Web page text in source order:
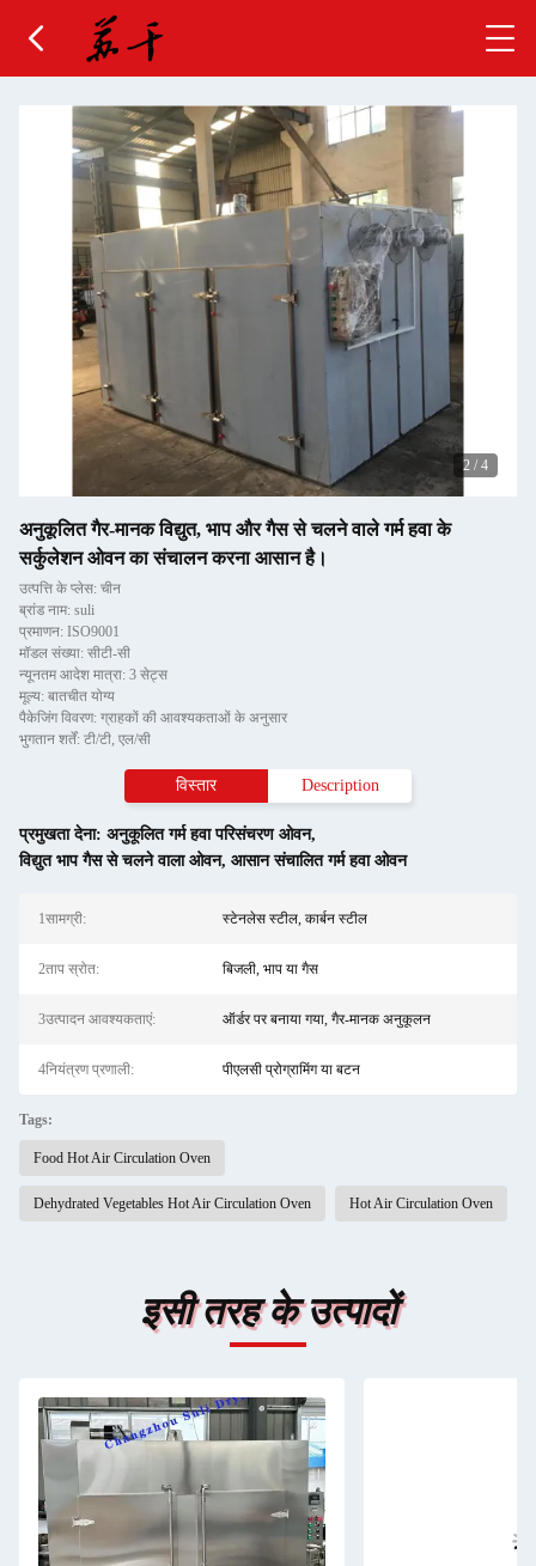
2 / 4
अनुकूलित गैर-मानक विद्युत, भाप और गैस से चलने वाले गर्म हवा के
सर्कुलेशन ओवन का संचालन करना आसान है।
उत्पत्ति के प्लेस: चीन
ब्रांड नाम: suli
प्रमाणन: ISO9001
मॉडल संख्या: सीटी-सी
न्यूनतम आदेश मात्रा: 3 सेट्स
मूल्य: बातचीत योग्य
पैकेजिंग विवरण: ग्राहकों की आवश्यकताओं के अनुसार
भुगतान शर्तें: टी/टी, एल/सी
विस्तार Description
प्रमुखता देना: अनुकूलित गर्म हवा परिसंचरण ओवन,
विद्युत भाप गैस से चलने वाला ओवन, आसान संचालित गर्म हवा ओवन
1सामग्री: स्टेनलेस स्टील, कार्बन स्टील
2ताप स्रोत: बिजली, भाप या गैस
3उत्पादन आवश्यकताएं: ऑर्डर पर बनाया गया, गैर-मानक अनुकूलन
4नियंत्रण प्रणाली: पीएलसी प्रोग्रामिंग या बटन
Tags:
Food Hot Air Circulation Oven
Dehydrated Vegetables Hot Air Circulation Oven Hot Air Circulation Oven
इसी तरह के उत्पादों